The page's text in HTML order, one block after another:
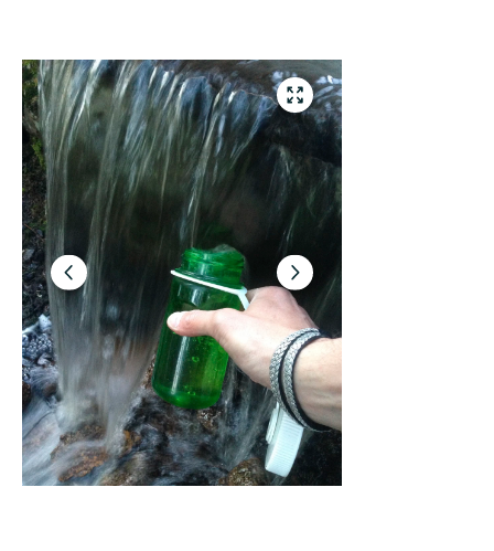
Images
Enter
fullscreen
Previous
slide
Next
slide